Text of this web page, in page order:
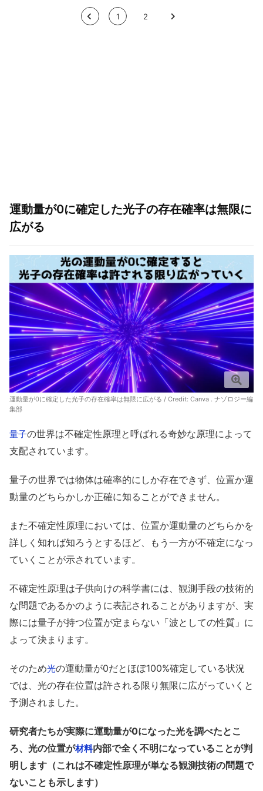
< 1 2 >
運動量が0に確定した光子の存在確率は無限に
広がる
運動量が0に確定した光子の存在確率は無限に広がる / Credit: Canva . ナゾロジー編
集部
量子の世界は不確定性原理と呼ばれる奇妙な原理によって
支配されています。
量子の世界では物体は確率的にしか存在できず、位置か運
動量のどちらかしか正確に知ることができません。
また不確定性原理においては、位置か運動量のどちらかを
詳しく知れば知ろうとするほど、もう一方が不確定になっ
ていくことが示されています。
不確定性原理は子供向けの科学書には、観測手段の技術的
な問題であるかのように表記されることがありますが、実
際には量子が持つ位置が定まらない「波としての性質」に
よって決まります。
そのため光の運動量が0だとほぼ100%確定している状況
では、光の存在位置は許される限り無限に広がっていくと
予測されました。
研究者たちが実際に運動量が0になった光を調べたとこ
ろ、光の位置が材料内部で全く不明になっていることが判
明します（これは不確定性原理が単なる観測技術の問題で
ないことも示します）